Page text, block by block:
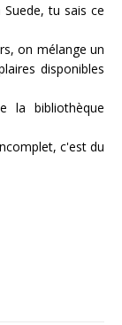
tu sais ce
on mélange un
disponibles
la bibliothèque
c'est du